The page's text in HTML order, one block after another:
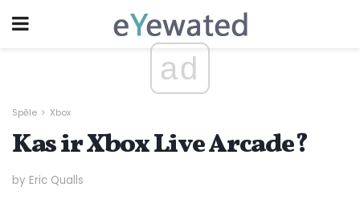
ad
Spēle Xbox
Kas ir Xbox Live Arcade?
by Eric Qualls